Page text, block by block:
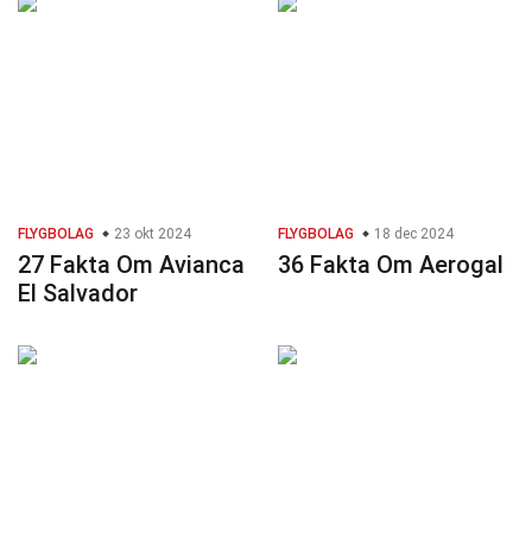
FLYGBOLAG 23 okt 2024
27 Fakta Om Avianca
El Salvador
FLYGBOLAG 18 dec 2024
36 Fakta Om Aerogal